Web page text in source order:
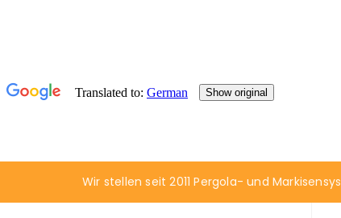
Wir stellen seit 2011 Pergola- und